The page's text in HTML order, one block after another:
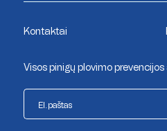
Kontaktai
Visos pinigų plovimo